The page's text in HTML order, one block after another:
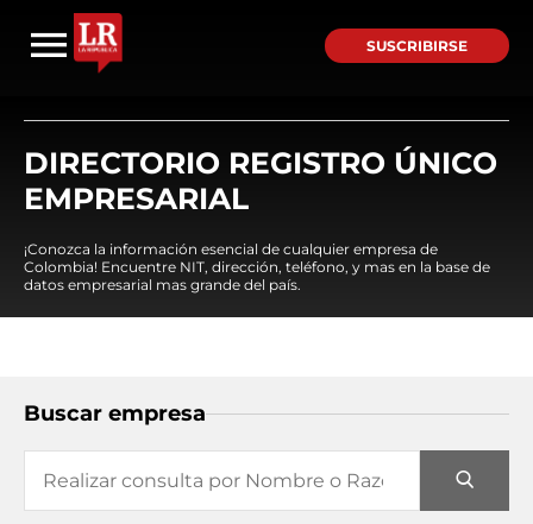
SUSCRIBIRSE
DIRECTORIO REGISTRO ÚNICO
EMPRESARIAL
¡Conozca la información esencial de cualquier empresa de
Colombia! Encuentre NIT, dirección, teléfono, y mas en la base de
datos empresarial mas grande del país.
Buscar empresa